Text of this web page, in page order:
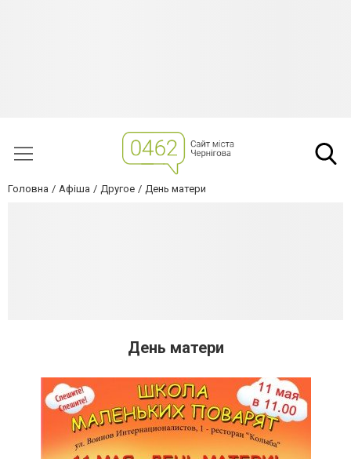
Головна Афіша Другое День матери
День матери